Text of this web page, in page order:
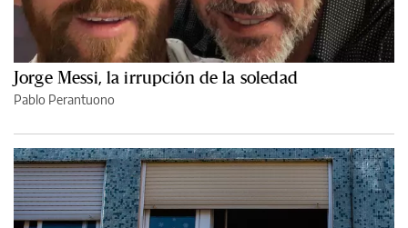
Jorge Messi, la irrupción de la soledad
Pablo Perantuono